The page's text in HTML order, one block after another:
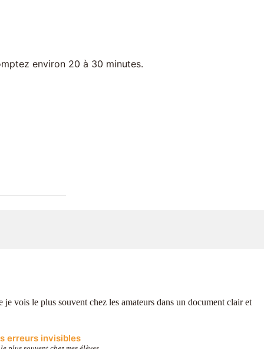
environ 20 à 30 minutes.
je vois le plus souvent chez les amateurs dans un document clair et
erreurs invisibles